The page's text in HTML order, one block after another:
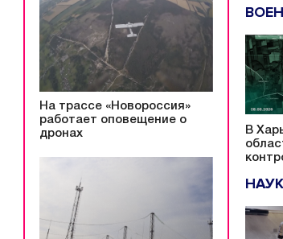
На трассе «Новороссия»
работает оповещение о
дронах
В